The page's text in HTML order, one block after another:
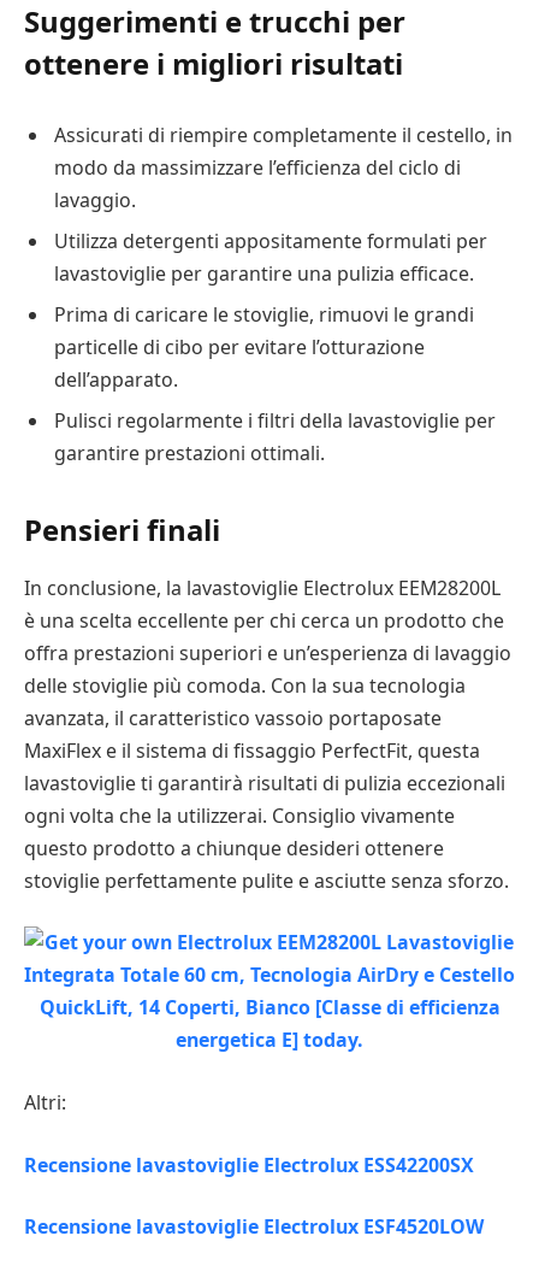
Suggerimenti e trucchi per
ottenere i migliori risultati
Assicurati di riempire completamente il cestello, in
modo da massimizzare l’efficienza del ciclo di
lavaggio.
Utilizza detergenti appositamente formulati per
lavastoviglie per garantire una pulizia efficace.
Prima di caricare le stoviglie, rimuovi le grandi
particelle di cibo per evitare l’otturazione
dell’apparato.
Pulisci regolarmente i filtri della lavastoviglie per
garantire prestazioni ottimali.
Pensieri finali
In conclusione, la lavastoviglie Electrolux EEM28200L
è una scelta eccellente per chi cerca un prodotto che
offra prestazioni superiori e un’esperienza di lavaggio
delle stoviglie più comoda. Con la sua tecnologia
avanzata, il caratteristico vassoio portaposate
MaxiFlex e il sistema di fissaggio PerfectFit, questa
lavastoviglie ti garantirà risultati di pulizia eccezionali
ogni volta che la utilizzerai. Consiglio vivamente
questo prodotto a chiunque desideri ottenere
stoviglie perfettamente pulite e asciutte senza sforzo.
Altri:
Recensione lavastoviglie Electrolux ESS42200SX
Recensione lavastoviglie Electrolux ESF4520LOW